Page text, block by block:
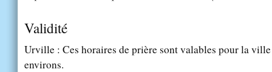
Validité
Urville : Ces horaires de prière sont valables pour la
environs.